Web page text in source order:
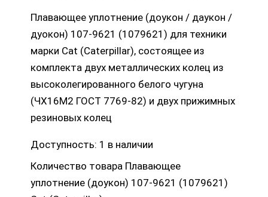
Плавающее уплотнение (доукон / даукон /
дуокон) 107-9621 (1079621) для техники
марки Cat (Caterpillar), состоящее из
комплекта двух металлических колец из
высоколегированного белого чугуна
(ЧХ16М2 ГОСТ 7769-82) и двух прижимных
резиновых колец
Доступность: 1 в наличии
Количество товара Плавающее
уплотнение (доукон) 107-9621 (1079621)